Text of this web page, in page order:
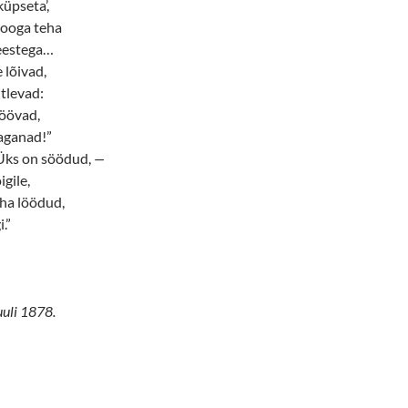
teha
lõivad,
on söödud, —
löödud,
1878.